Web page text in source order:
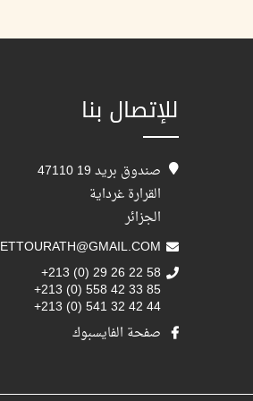
للإتصال بنا
صندوق بريد 19 47110
القرارة غرداية
الجزائر
ETTOURATH@GMAIL.COM
+213 (0) 29 26 22 58
+213 (0) 558 42 33 85
+213 (0) 541 32 42 44
صفحة الفايسبوك